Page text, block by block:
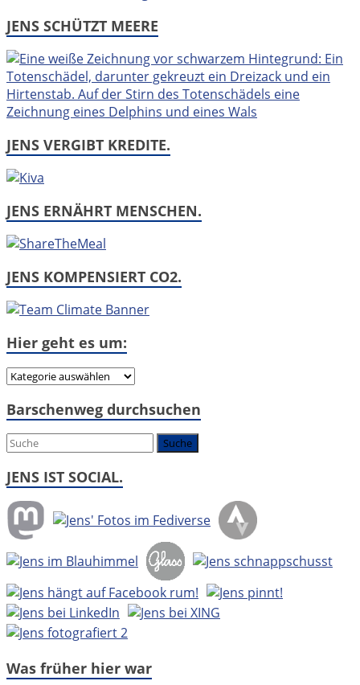
JENS SCHÜTZT MEERE
JENS VERGIBT KREDITE.
JENS ERNÄHRT MENSCHEN.
JENS KOMPENSIERT CO2.
Hier geht es um:
Hier
es
Barschenweg durchsuchen
JENS IST SOCIAL.
Was früher hier war